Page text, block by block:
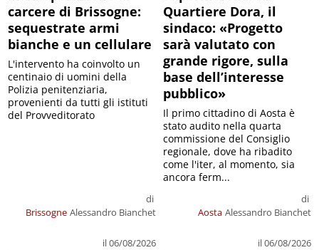
carcere di Brissogne:
sequestrate armi
bianche e un cellulare
Brissogne
di
Alessandro Bianchet
il 06/08/2026
L'intervento ha coinvolto un
centinaio di uomini della
Polizia penitenziaria,
provenienti da tutti gli istituti
del Provveditorato
Quartiere Dora, il
sindaco: «Progetto
sarà valutato con
grande rigore, sulla
base dell’interesse
pubblico»
Aosta
di
Alessandro Bianchet
il 06/08/2026
Il primo cittadino di Aosta è
stato audito nella quarta
commissione del Consiglio
regionale, dove ha ribadito
come l'iter, al momento, sia
ancora ferm...